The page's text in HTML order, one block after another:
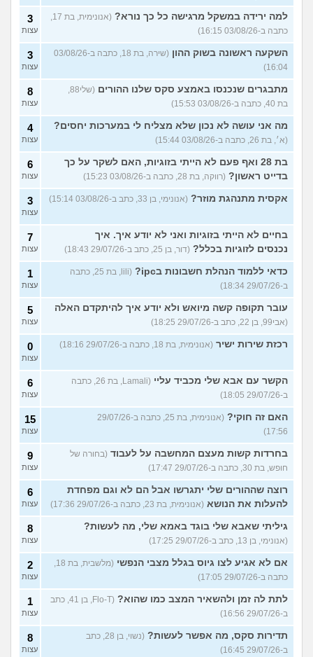
למה ירידה במשקל מרגישה כל כך נורא?
(אנונימית, בת 17,
כתבה ב-03/08/26 16:15)
3
עצות
השקעה ראשונה בשוק ההון
(שירה, בת 18, כתבה ב-03/08/26
16:04)
3
עצות
מתבגרים שנכנסו באמצע סקס שלנו ההורים
(שלי88,
בת 40, כתבה ב-03/08/26 15:53)
8
עצות
מה אני עושה לא נכון שלא מצליח לי במערכות יחסים?
(א׳, בת 26, כתבה ב-03/08/26 15:44)
4
עצות
בת 28 ואף פעם לא הייתי בזוגיות, האם לשקר על כך
בדייט ראשון? (רווקה, בת 28, כתבה ב-03/08/26 15:23)
6
עצות
אקסית מתנהגת מוזר? (אנונימי, בן 33, כתב ב-03/08/26 15:14) 3
עצות
בחיים לא הייתי בזוגיות ואני לא יודע איך. איך
נכנסים לזוגיות בכלל? (דור, בן 25, כתב ב-29/07/26 18:43)
7
עצות
כדאי ללמוד הנהלת חשבונות בipc?
(lili, בת 25, כתבה
ב-29/07/26 18:34)
1
עצות
עובר תקופה קשה מיואש ולא יודע איך להיתקדם האלה
(אבי99, בן 22, כתב ב-29/07/26 18:25)
5
עצות
רכזת שירות ישיר (אנונימית, בת 18, כתבה ב-29/07/26 18:16) 0
עצות
הקשר עם אבא שלי מכביד עליי
(Lamali, בת 26, כתבה
ב-29/07/26 18:05)
6
עצות
האם זה חוקי?
(אנונימית, בת 25, כתבה ב-29/07/26
17:56)
15
עצות
בחרדות קשות מעצם המחשבה על לעבוד (בחורה של
חופש, בת 30, כתבה ב-29/07/26 17:47)
9
עצות
רוצה שההורים שלי יתגרשו אבל הם לא וגם מפחדת
להעלות את הנושא (אנונימית, בת 23, כתבה ב-29/07/26 17:36)
6
עצות
גיליתי שאבא שלי בוגד באמא שלי, מה לעשות?
(אנונימי, בן 13, כתב ב-29/07/26 17:25)
8
עצות
אם לא אגיע לצו גיוס בגלל מצבי הנפשי
(מלשבית, בת 18,
כתבה ב-29/07/26 17:05)
2
עצות
לתת לה זמן ולהשאיר המצב כמו שהוא?
(Flo-T, בן 41, כתב
ב-29/07/26 16:56)
1
עצות
תדירות סקס, מה אפשר לעשות?
(נשוי, בן 28, כתב
ב-29/07/26 16:45)
8
עצות